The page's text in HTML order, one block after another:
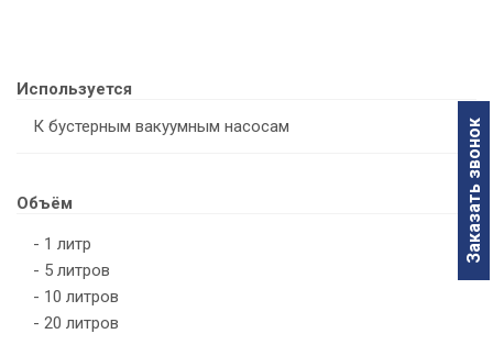
Заказать звонок
Используется
К бустерным вакуумным насосам
Объём
- 1 литр
- 5 литров
- 10 литров
- 20 литров